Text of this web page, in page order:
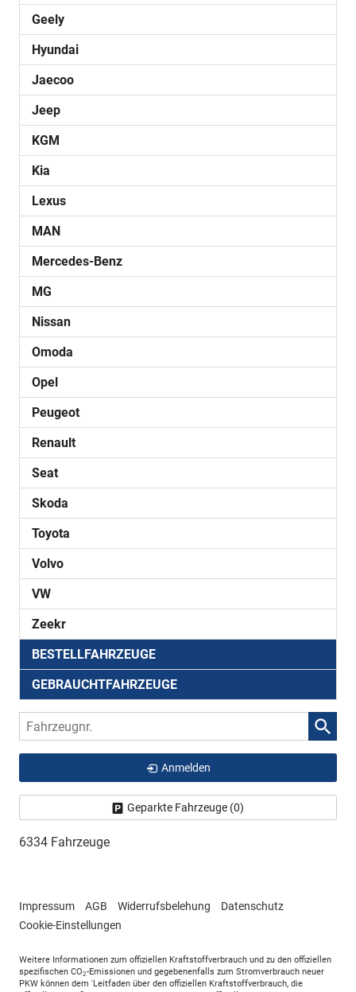
Geely
Hyundai
Jaecoo
Jeep
KGM
Kia
Lexus
MAN
Mercedes-Benz
MG
Nissan
Omoda
Opel
Peugeot
Renault
Seat
Skoda
Toyota
Volvo
VW
Zeekr
BESTELLFAHRZEUGE
GEBRAUCHTFAHRZEUGE
Fahrzeugnr.
Anmelden
Geparkte Fahrzeuge (0)
6334 Fahrzeuge
Impressum AGB Widerrufsbelehung
Datenschutz
Cookie-Einstellungen
Weitere Informationen zum offiziellen Kraftstoffverbrauch und zu den offiziellen
spezifischen CO2-Emissionen und gegebenenfalls zum Stromverbrauch neuer
PKW können dem 'Leitfaden über den offiziellen Kraftstoffverbrauch, die